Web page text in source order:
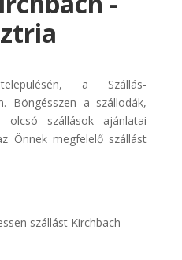
a Szállás-
Böngésszen a szállodák,
olcsó szállások ajánlatai
Önnek megfelelő szállást
szállást Kirchbach